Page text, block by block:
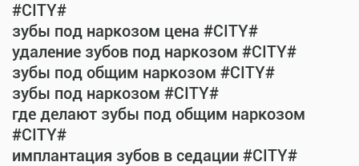
#CITY#
зубы под наркозом цена #CITY#
удаление зубов под наркозом #CITY#
зубы под общим наркозом #CITY#
зубы под наркозом #CITY#
где делают зубы под общим наркозом
#CITY#
имплантация зубов в седации #CITY#